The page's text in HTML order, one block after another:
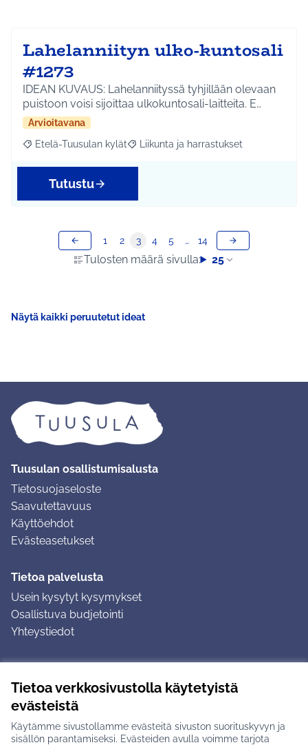
Tietoa verkkosivustolla käytetyistä
evästeistä
Käytämme sivustollamme evästeitä sivuston suorituskyvyn ja
sisällön parantamiseksi. Evästeiden avulla voimme tarjota
Lahelanniityn ulko-kuntosali
#1273
IDEAN KUVAUS: Lahelanniityssä tyhjillään olevaan
puistoon voisi sijoittaa ulkokuntosali-laitteita. E…
Arvioitavana
Rajaa tulokset aihepiirin mukaan: Etelä-Tuusulan kylät
Etelä-Tuusulan kylät Rajaa tulokset teeman mukaan:
Liikunta ja harrastukset
Tutustu
Tulosten määrä sivulla: 25
1 2 3 4 5 … 14
Näytä kaikki peruutetut ideat
Tuusulan osallistumisalusta
Tietosuojaseloste
Saavutettavuus
Käyttöehdot
Evästeasetukset
Tietoa palvelusta
Usein kysytyt kysymykset
Osallistuva budjetointi
Yhteystiedot
Ohjeet kirjautumiseen
Ohjeet kommentin jättämiseen